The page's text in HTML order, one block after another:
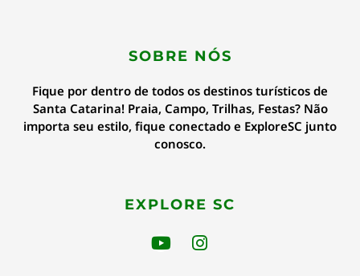
SOBRE NÓS
Fique por dentro de todos os destinos turísticos de
Santa Catarina! Praia, Campo, Trilhas, Festas? Não
importa seu estilo, fique conectado e ExploreSC junto
conosco.
EXPLORE SC